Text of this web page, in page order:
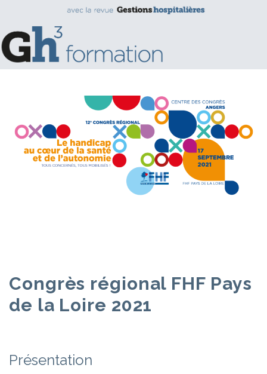
Congrès régional FHF Pays
de la Loire 2021
Présentation